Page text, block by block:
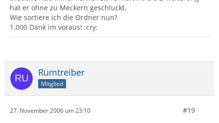
hat er ohne zu Meckern geschluckt.
Wie sortiere ich die Ordner nun?
1.000 Dank im voraus! :cry:
Rumtreiber
Mitglied
27. November 2006 um 23:10 #19